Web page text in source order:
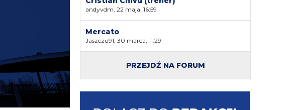
andyvdm, 22 maja, 16:59
Mercato
Jaszczu91, 30 marca, 11:29
PRZEJDŹ NA FORUM